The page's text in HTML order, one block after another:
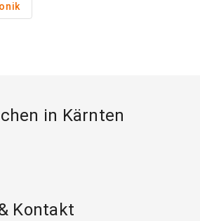
in Kärnten
Kontakt